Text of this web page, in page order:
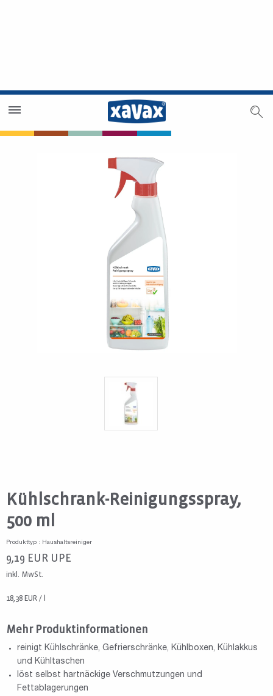
Kühlschrank-Reinigungsspray,
500 ml
Produkttyp : Haushaltsreiniger
9,19 EUR UPE
inkl. MwSt.
18,38 EUR / l
Mehr Produktinformationen
reinigt Kühlschränke, Gefrierschränke, Kühlboxen, Kühlakkus
und Kühltaschen
löst selbst hartnäckige Verschmutzungen und
Fettablagerungen